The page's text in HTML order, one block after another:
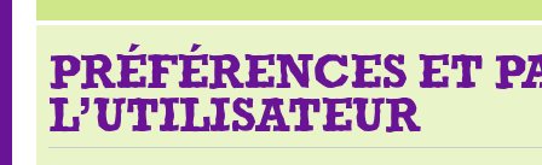
PRÉFÉRENCES ET
L’UTILISATEUR